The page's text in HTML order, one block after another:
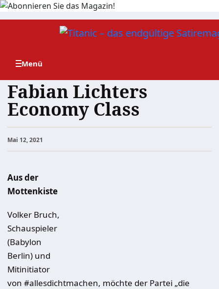
Zum
Fabian Lichters
Economy Class
Mai 12, 2021
Aus der
Mottenkiste
Volker Bruch,
Schauspieler
(Babylon
Berlin) und
Mitinitiator
von #allesdichtmachen, möchte der Partei „die